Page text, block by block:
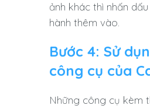
ảnh khác thì nhấn
hành thêm vào.
Bước 4: Sử
công cụ của
Những công cụ kèm